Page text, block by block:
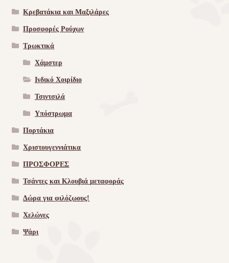
Κρεβατάκια και Μαξιλάρες
Προσφορές Ρούχων
Τρωκτικά
Χάμστερ
Ινδικό Χοιρίδιο
Τσιντσιλά
Υπόστρωμα
Πορτάκια
Χριστουγεννιάτικα
ΠΡΟΣΦΟΡΕΣ
Τσάντες και Κλουβιά μεταφοράς
Δώρα για φιλόζωους!
Χελώνες
Ψάρι